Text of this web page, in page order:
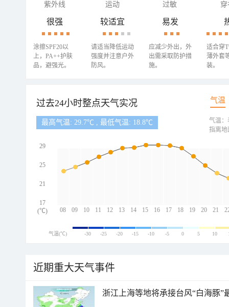
紫外线 运动 过敏 穿
很强
涂擦SPF20以
上，PA++护肤
品，避强光。
较适宜
请适当降低运动
强度并注意户外
防风。
易发
应减少外出，外
出需采取防护措
施。
适合穿
薄外套
装。
过去24小时整点天气实况 气温
最高气温: 29.7℃ , 最低气温: 18.8℃
08 09 10 11 12 13 14 15 16 17 18 19 20 21
29
25
21
17
(℃)
气温：
指离地
气温(℃) -30 -25 -20 -15 -10 -5 0 5 10
近期重大天气事件
浙江上海等地将承接台风“白海豚”